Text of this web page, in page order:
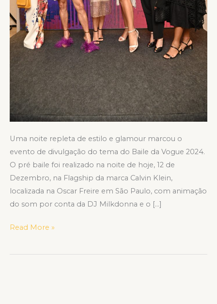
Uma noite repleta de estilo e glamour marcou o
evento de divulgação do tema do Baile da Vogue 2024.
O pré baile foi realizado na noite de hoje, 12 de
Dezembro, na Flagship da marca Calvin Klein,
localizada na Oscar Freire em São Paulo, com animação
do som por conta da DJ Milkdonna e o […]
Read More »